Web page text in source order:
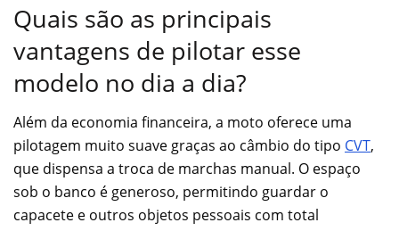
Quais são as principais
vantagens de pilotar esse
modelo no dia a dia?
Além da economia financeira, a moto oferece uma
pilotagem muito suave graças ao câmbio do tipo CVT,
que dispensa a troca de marchas manual. O espaço
sob o banco é generoso, permitindo guardar o
capacete e outros objetos pessoais com total